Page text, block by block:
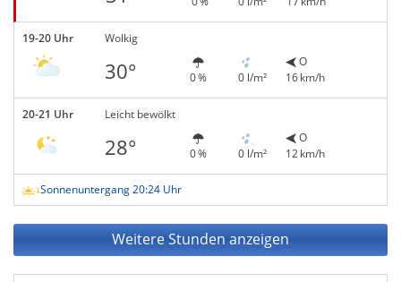
19-20 Uhr Wolkig
30° 0 % 0 l/m²
O
16 km/h
20-21 Uhr Leicht bewölkt
28° 0 % 0 l/m²
O
12 km/h
Sonnenuntergang 20:24 Uhr
Weitere Stunden anzeigen